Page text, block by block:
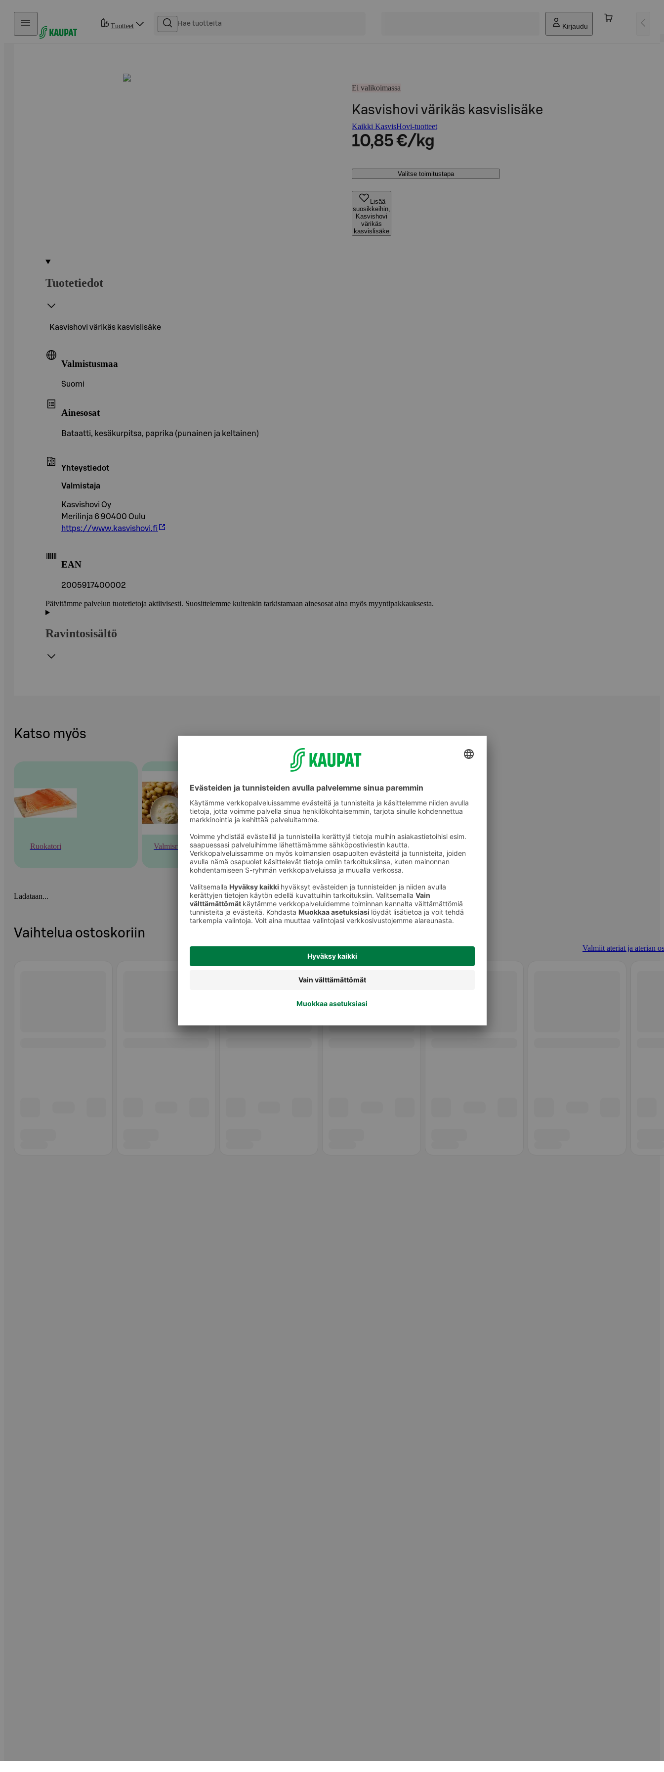
Hyppää sisältöön
Tuotteet Kirjaudu
Ei valikoimassa
Kasvishovi värikäs kasvislisäke
Kaikki KasvisHovi-tuotteet
10,85 €/kg
Valitse toimitustapa
Lisää
suosikkeihin,
Kasvishovi
värikäs
kasvislisäke
Tuotetiedot
Kasvishovi värikäs kasvislisäke
Valmistusmaa
Suomi
Ainesosat
Bataatti, kesäkurpitsa, paprika (punainen ja keltainen)
Yhteystiedot
Valmistaja
Kasvishovi Oy
Merilinja 6 90400 Oulu
https://www.kasvishovi.fi
EAN
2005917400002
Päivitämme palvelun tuotetietoja aktiivisesti. Suosittelemme kuitenkin tarkistamaan ainesosat aina myös myyntipakkauksesta.
Ravintosisältö
Katso myös
Ruokatori Valmisruoka Valmiit ateriat ja aterian osat
Ladataan...
Vaihtelua ostoskoriin
Valmiit ateriat ja aterian